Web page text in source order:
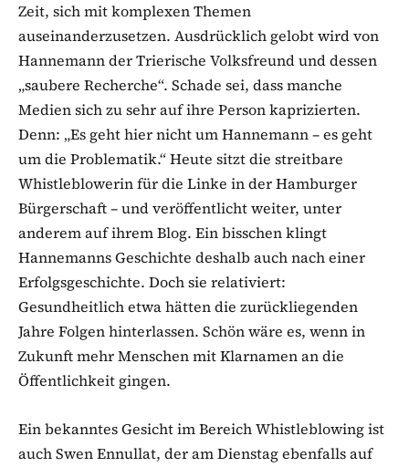
Zeit, sich mit komplexen Themen
auseinanderzusetzen. Ausdrücklich gelobt wird von
Hannemann der Trierische Volksfreund und dessen
„saubere Recherche“. Schade sei, dass manche
Medien sich zu sehr auf ihre Person kaprizierten.
Denn: „Es geht hier nicht um Hannemann – es geht
um die Problematik.“ Heute sitzt die streitbare
Whistleblowerin für die Linke in der Hamburger
Bürgerschaft – und veröffentlicht weiter, unter
anderem auf ihrem Blog. Ein bisschen klingt
Hannemanns Geschichte deshalb auch nach einer
Erfolgsgeschichte. Doch sie relativiert:
Gesundheitlich etwa hätten die zurückliegenden
Jahre Folgen hinterlassen. Schön wäre es, wenn in
Zukunft mehr Menschen mit Klarnamen an die
Öffentlichkeit gingen.
Ein bekanntes Gesicht im Bereich Whistleblowing ist
auch Swen Ennullat, der am Dienstag ebenfalls auf